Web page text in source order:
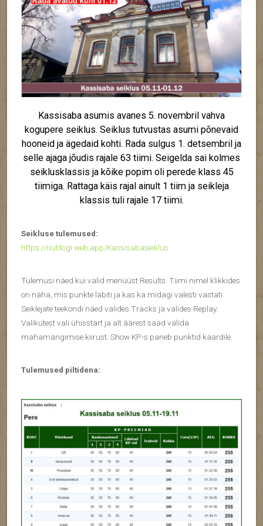
Kassisaba asumis avanes 5. novembril vahva
kogupere seiklus. Seiklus tutvustas asumi põnevaid
hooneid ja ägedaid kohti. Rada sulgus 1. detsembril ja
selle ajaga jõudis rajale 63 tiimi. Seigelda sai kolmes
seiklusklassis ja kõike popim oli perede klass 45
tiimiga. Rattaga käis rajal ainult 1 tiim ja seikleja
klassis tuli rajale 17 tiimi.
Seikluse tulemused:
https://nutilogi.web.app/Kassisabaseiklus
Tulemusi näed kui valid menüüst Results. Tiimi nimel klikkides
on näha, mis punkte läbiti ja kas ka midagi valesti vastati.
Seiklejate teekondi näed valides Tracks ja valides Replay.
Valikutest vali ühisstart ja alt äärest saad valida
mahamängimise kiirust. Show KP-s paneb punktid kaardile.
Tulemused piltidena: